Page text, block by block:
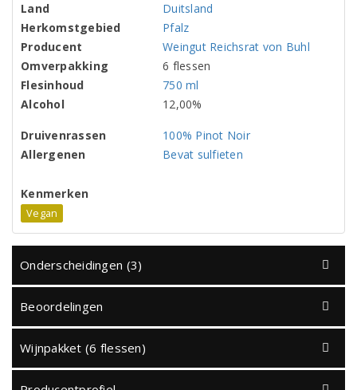
Land
Duitsland
Herkomstgebied
Pfalz
Producent
Weingut Reichsrat von Buhl
Omverpakking
6 flessen
Flesinhoud
750 ml
Alcohol
12,00%
Druivenrassen
100% Pinot Noir
Allergenen
Bevat sulfieten
Kenmerken
Vegan
Onderscheidingen (3)
Beoordelingen
Wijnpakket (6 flessen)